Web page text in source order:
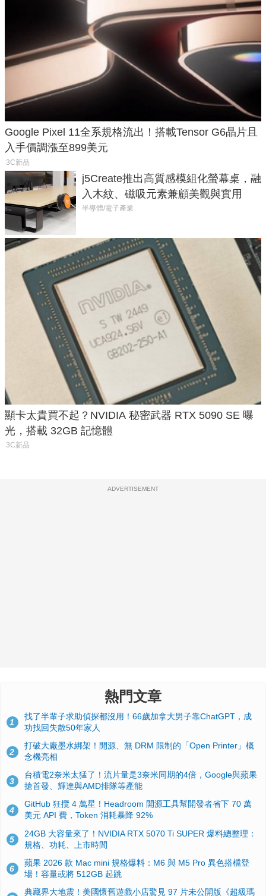
Google Pixel 11全系規格流出！搭載Tensor G6晶片且
入手價調漲至899美元
3C新品
j5Create推出高質感模組化螢幕桌，融
入木紋、磁吸元素兼顧美觀與實用
半導體/電子產業
顯卡太貴買不起？NVIDIA 秘密武器 RTX 5090 SE 曝
光，搭載 32GB 記憶體
3C新品
ADVERTISEMENT
熱門文章
1
找了半輩子求助偵探都沒用！66歲加拿大男子靠ChatGPT，成
功找回失散50年家人
2
打破大廠墨水綁架！開源、無 DRM 限制的「Open Printer」概
念機亮相
3
台積電2奈米太猛了！流片量是3奈米同期的4倍，Google與蘋果
搶首發、輝達與AMD排隊等產能
4
GitHub 狂攬 4 萬星！Headroom 開源工具幫開發者省下 70 萬
美元 API 費，Token 消耗暴降 92%
5
24GB 大容量來了！NVIDIA RTX 5070 Ti SUPER 爆料總整理：
規格、功耗、上市時間
6
蘋果 2026 款 Mac mini 規格爆料：M6 與 M5 Pro 異色搭檔登
場！容量或將 512GB 起跳
典藏界大地震！美國懷舊遊戲小店驚見 97 片未公開版《超級瑪